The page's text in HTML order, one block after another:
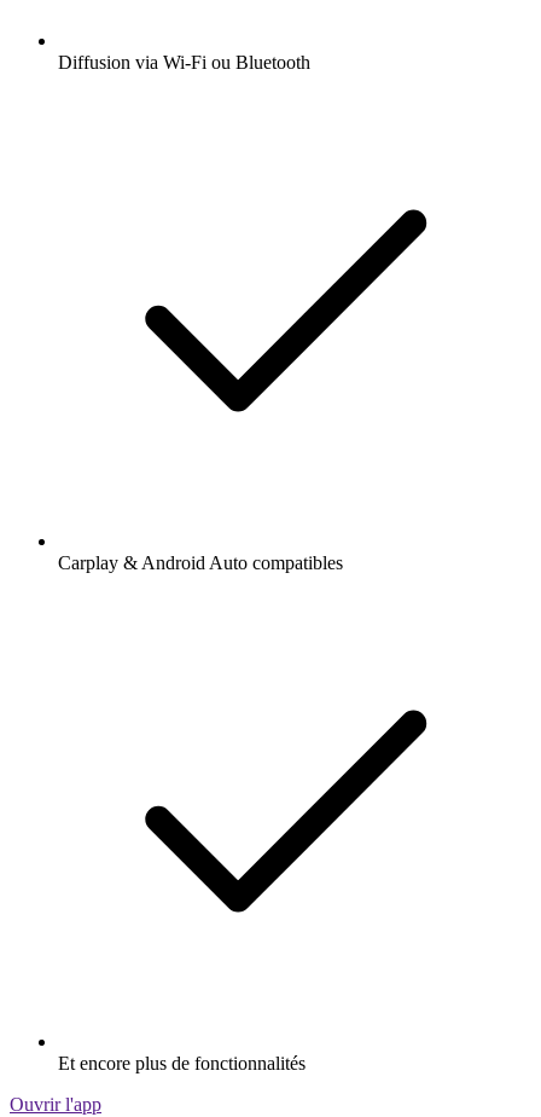
Diffusion via Wi-Fi ou Bluetooth
Carplay & Android Auto compatibles
Et encore plus de fonctionnalités
Ouvrir l'app